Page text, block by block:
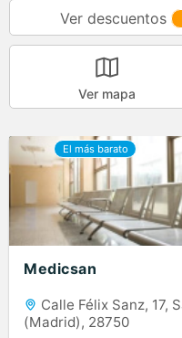
Ver descuentos
Ver mapa
Medicsan
Calle Félix Sanz, 17,
(Madrid), 28750